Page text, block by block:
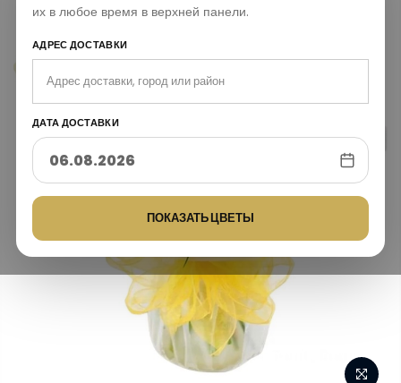
их в любое время в верхней панели.
АДРЕС ДОСТАВКИ
ДАТА ДОСТАВКИ
ПОКАЗАТЬ ЦВЕТЫ